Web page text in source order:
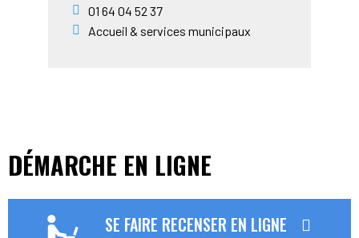
01 64 04 52 37
Accueil & services municipaux
DÉMARCHE EN LIGNE
SE FAIRE RECENSER EN LIGNE